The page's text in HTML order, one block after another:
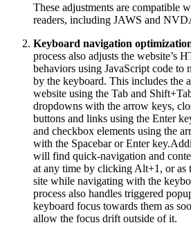
These adjustments are compatible
readers, including JAWS and
Keyboard navigation
process also adjusts the website’s
behaviors using JavaScript code to
by the keyboard. This includes the
website using the Tab and
dropdowns with the arrow keys,
buttons and links using the Enter
and checkbox elements using the
with the Spacebar or Enter
will find quick-navigation and
at any time by clicking Alt+1, or as
site while navigating with the
process also handles triggered
keyboard focus towards them as
allow the focus drift outside of it.